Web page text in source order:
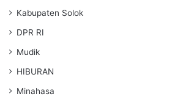
Kabupaten Solok
DPR RI
Mudik
HIBURAN
Minahasa